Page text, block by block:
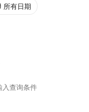
所有日期
入查询条件